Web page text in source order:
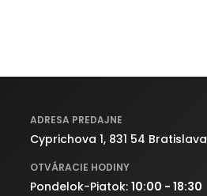
ADRESA PREDAJNE
Cyprichova 1, 831 54 Bratislava
OTVÁRACIE HODINY
Pondelok-Piatok: 10:00 - 18:30